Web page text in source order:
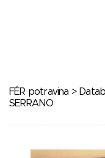
FÉR potravina >
SERRANO